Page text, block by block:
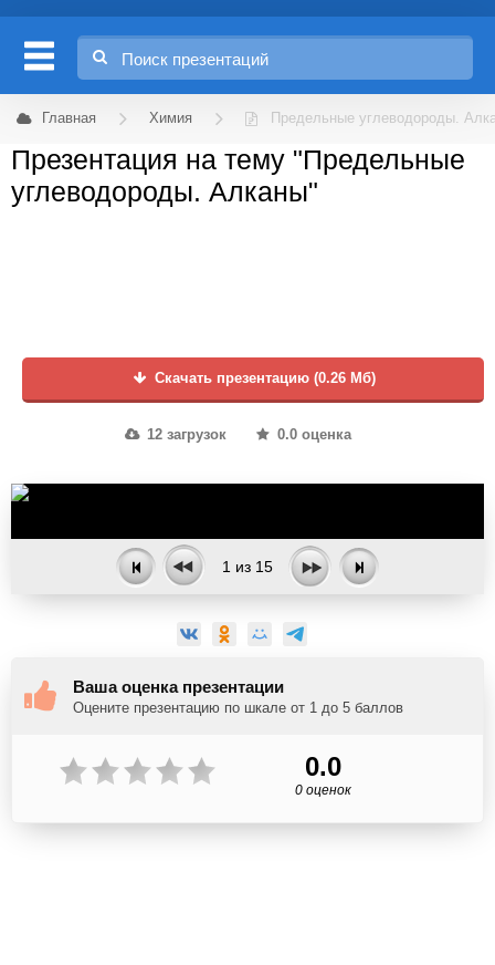
Главная Химия Предельные углеводороды.
Презентация на тему "Предельные
углеводороды. Алканы"
Скачать презентацию (0.26 Мб)
12 загрузок 0.0 оценка
1 из 15
Ваша оценка презентации
Оцените презентацию по шкале от 1 до 5 баллов
0.0
0 оценок